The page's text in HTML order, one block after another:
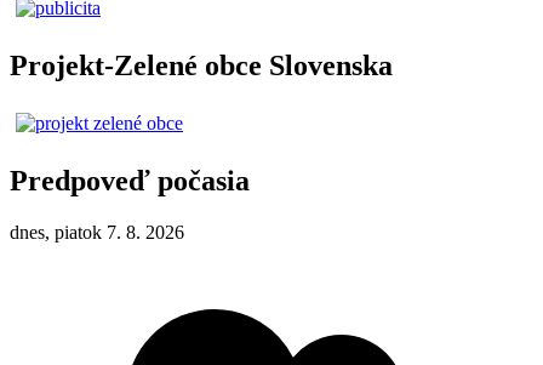
Projekt-Zelené obce Slovenska
Predpoveď počasia
dnes, piatok 7. 8. 2026